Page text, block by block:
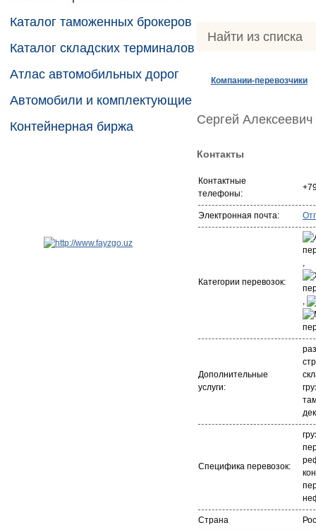
Каталог таможенных брокеров
Каталог складских терминалов
Атлас автомобильных дорог
Автомобили и комплектующие
Контейнерная биржа
Найти из списка
Компании-перевозчики
Сергей
Контакты
Контактные
телефоны:
Электронная почта:
Категории перевозок:
,
,
Дополнительные
услуги:
Специфика перевозок:
Страна